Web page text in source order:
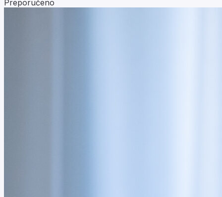
Preporučeno